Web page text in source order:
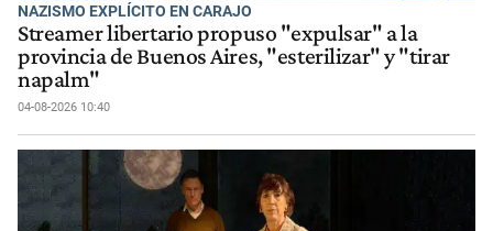
NAZISMO EXPLÍCITO EN CARAJO
Streamer libertario propuso "expulsar" a la
provincia de Buenos Aires, "esterilizar" y "tirar
napalm"
04-08-2026 10:40